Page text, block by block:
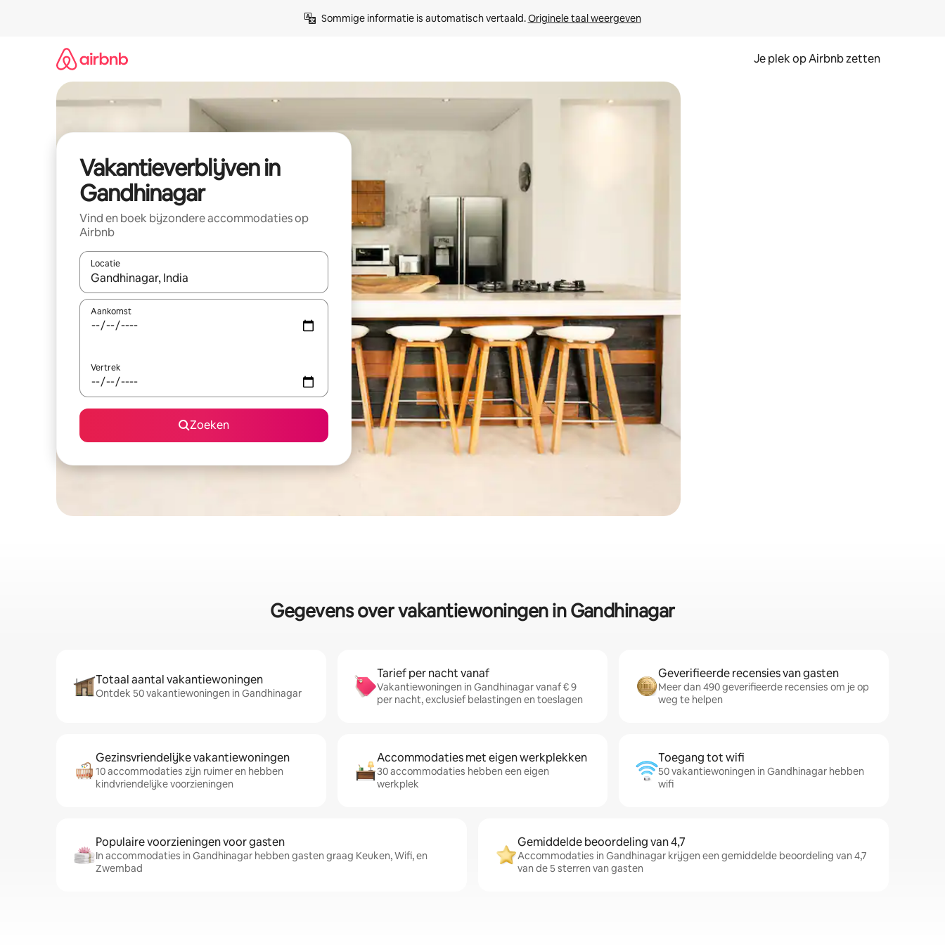
Sommige informatie is automatisch vertaald. Originele taal weergeven
Je plek op Airbnb zetten
Vakantieverblijven in
Gandhinagar
Vind en boek bijzondere accommodaties op
Airbnb
Locatie
Wanneer er resultaten beschikbaar zijn, maak je een keuze met je de pijltjestoetsen omhoog en omlaag, óf door te tikken of swipen.
Aankomst
Vertrek
Zoeken
Gegevens over vakantiewoningen in Gandhinagar
Totaal aantal vakantiewoningen
Ontdek 50 vakantiewoningen in Gandhinagar
Tarief per nacht vanaf
Vakantiewoningen in Gandhinagar vanaf € 9
per nacht, exclusief belastingen en toeslagen
Geverifieerde recensies van gasten
Meer dan 490 geverifieerde recensies om je op
weg te helpen
Gezinsvriendelijke vakantiewoningen
10 accommodaties zijn ruimer en hebben
kindvriendelijke voorzieningen
Accommodaties met eigen werkplekken
30 accommodaties hebben een eigen
werkplek
Toegang tot wifi
50 vakantiewoningen in Gandhinagar hebben
wifi
Populaire voorzieningen voor gasten
In accommodaties in Gandhinagar hebben gasten graag Keuken, Wifi, en
Zwembad
Gemiddelde beoordeling van 4,7
Accommodaties in Gandhinagar krijgen een gemiddelde beoordeling van 4,7
van de 5 sterren van gasten